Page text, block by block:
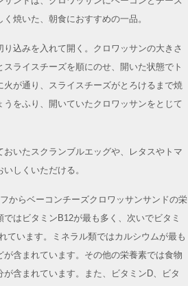
焼いた、朝食におすすめの一品。
込みを入れて開く。クロワッサンの大きさ
ライスチーズを順にのせ、開いた状態でト
火が通り、スライスチーズがとろけるまで焼
うをふり、開いていたクロワッサンをとじて
いたスクランブルエッグや、レタスやトマ
しくいただける。
からベーコンチーズクロワッサンサンドの栄
はビタミンB12が最も多く、次いでビタミ
ています。ミネラル類ではカルシウムが最も
が含まれています。その他の栄養素では食物
含まれています。また、ビタミンD、ビタ